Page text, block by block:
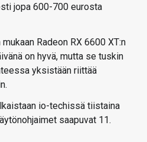
jopa 600-700 eurosta
Radeon RX 6600 XT:n
on hyvä, mutta se tuskin
yksistään riittää
io-techissä tiistaina
saapuvat 11.